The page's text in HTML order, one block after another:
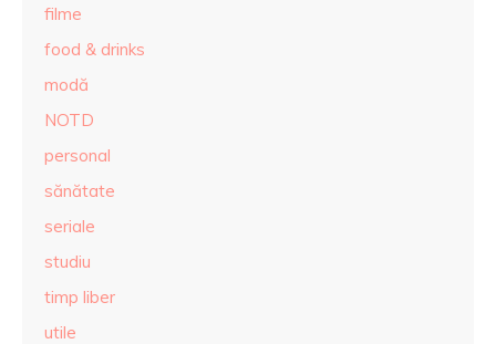
filme
food & drinks
modă
NOTD
personal
sănătate
seriale
studiu
timp liber
utile